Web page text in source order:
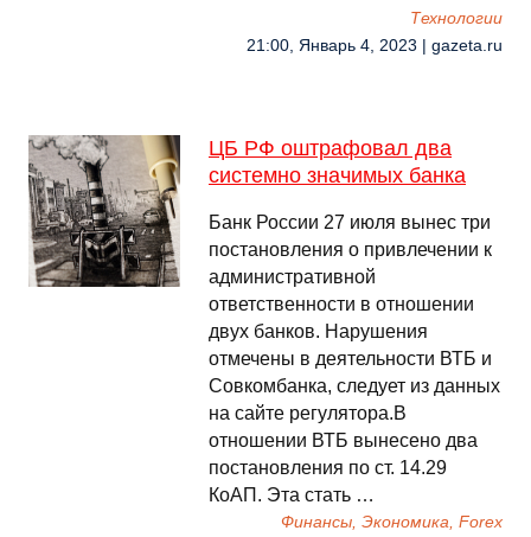
Технологии
21:00, Январь 4, 2023 | gazeta.ru
ЦБ РФ оштрафовал два
системно значимых банка
Банк России 27 июля вынес три
постановления о привлечении к
административной
ответственности в отношении
двух банков. Нарушения
отмечены в деятельности ВТБ и
Совкомбанка, следует из данных
на сайте регулятора.В
отношении ВТБ вынесено два
постановления по ст. 14.29
КоАП. Эта стать …
Финансы, Экономика, Forex